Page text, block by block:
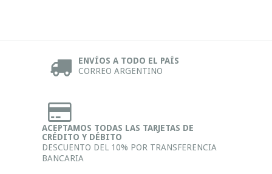
ENVÍOS A TODO EL PAÍS
CORREO ARGENTINO
ACEPTAMOS TODAS LAS TARJETAS DE
CRÉDITO Y DÉBITO
DESCUENTO DEL 10% POR TRANSFERENCIA
BANCARIA